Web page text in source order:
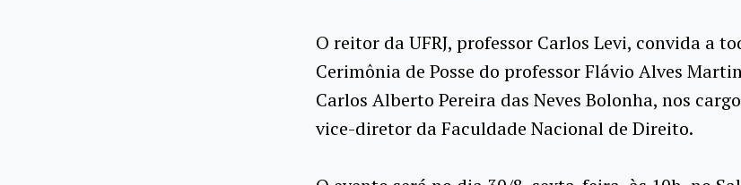
O reitor da UFRJ, professor Carlos Levi, convida a
Cerimônia de Posse do professor Flávio Alves
Carlos Alberto Pereira das Neves Bolonha, nos
vice-diretor da Faculdade Nacional de Direito.